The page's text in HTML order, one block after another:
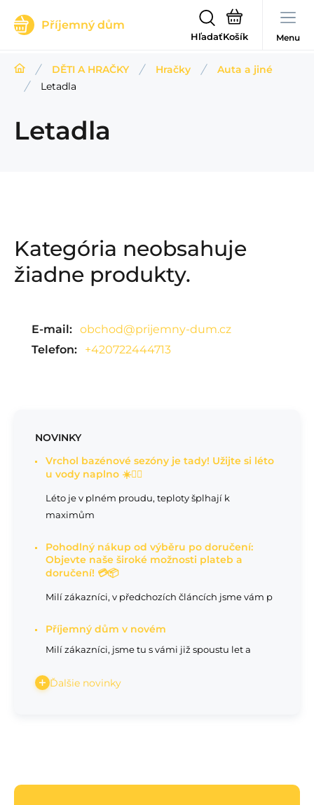
Příjemný dům
Hľadať Menu
DĚTI A HRAČKY Hračky
Auta a jiné
Letadla
Letadla
Kategória neobsahuje
žiadne produkty.
E-mail: obchod@prijemny-dum.cz
Telefon:
+420722444713
NOVINKY
Vrchol bazénové sezóny je tady! Užijte si léto
u vody naplno ☀️🏊‍♂️
Léto je v plném proudu, teploty šplhají k
maximům
Pohodlný nákup od výběru po doručení:
Objevte naše široké možnosti plateb a
doručení! 💳📦
Milí zákazníci, v předchozích článcích jsme vám p
Příjemný dům v novém
Milí zákazníci, jsme tu s vámi již spoustu let a
Ďalšie novinky